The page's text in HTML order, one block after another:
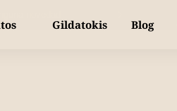
Gildatokis Blog